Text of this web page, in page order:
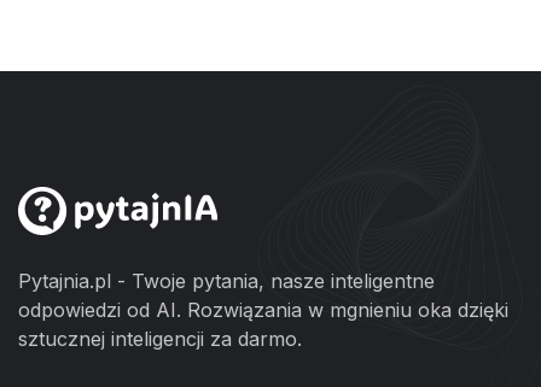
Pytajnia.pl - Twoje pytania, nasze inteligentne
odpowiedzi od AI. Rozwiązania w mgnieniu oka dzięki
sztucznej inteligencji za darmo.